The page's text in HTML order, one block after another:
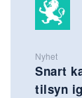
Nyhet
Snart
tilsyn